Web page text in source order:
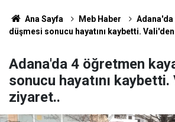
Ana Sayfa Meb Haber
Adana'da
düşmesi sonucu hayatını kaybetti.
Adana'da 4 öğretmen
sonucu hayatını kaybetti.
ziyaret..